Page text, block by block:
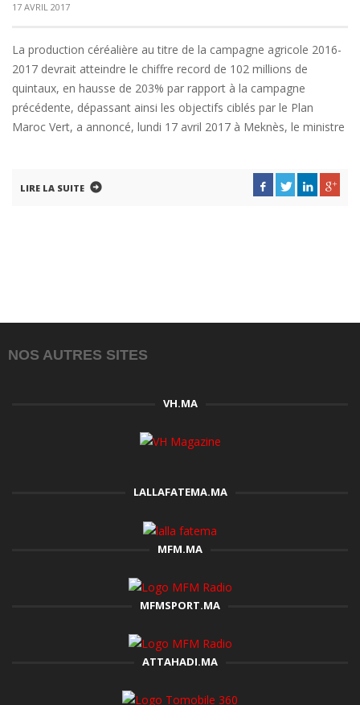
17 AVRIL 2017
La production céréalière au titre de la campagne agricole 2016-
2017 devrait atteindre le chiffre record de 102 millions de
quintaux, en hausse de 203% par rapport à la campagne
précédente, dépassant ainsi les objectifs ciblés par le Plan
Maroc Vert, a annoncé, lundi 17 avril 2017 à Meknès, le ministre
LIRE LA SUITE
NOS AUTRES SITES
VH.MA
LALLAFATEMA.MA
MFM.MA
MFMSPORT.MA
ATTAHADI.MA